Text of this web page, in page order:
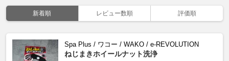
新着順 レビュー数順 評価順
Spa Plus / ワコー / WAKO / e-REVOLUTION
ねじまきホイールナット洗浄